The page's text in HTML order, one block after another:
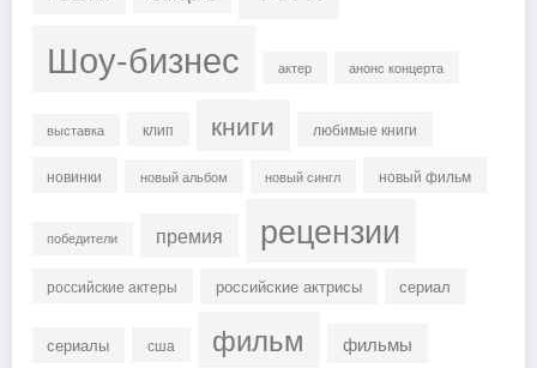
Шоу-бизнес актер анонс концерта
выставка клип книги любимые книги
новинки новый альбом новый сингл новый фильм
победители премия рецензии
российские актеры российские актрисы сериал
сериалы сша фильм фильмы